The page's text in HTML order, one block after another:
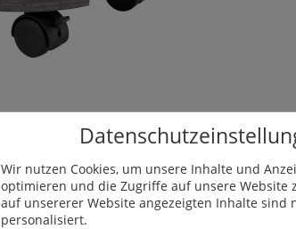
Wir nutzen Cookies, um unsere Inhalte und
optimieren und die Zugriffe auf unsere Website
auf unsererer Website angezeigten Inhalte sind
personalisiert.